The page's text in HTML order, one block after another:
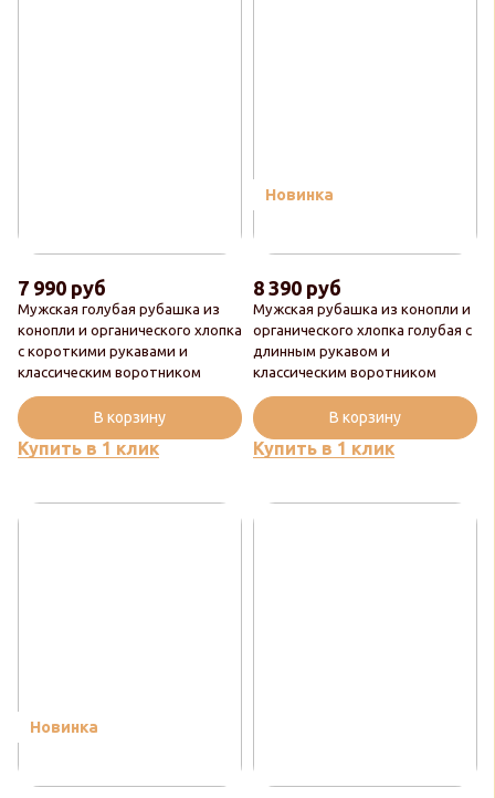
Мужская голубая рубашка из
конопли и органического хлопка
с короткими рукавами и
классическим воротником
7 990 руб
Купить в 1 клик
В корзину
Новинка
Мужская рубашка из конопли и
органического хлопка голубая с
длинным рукавом и
классическим воротником
8 390 руб
Купить в 1 клик
В корзину
Новинка